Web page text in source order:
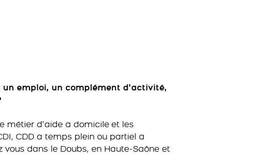
un emploi, un complément d’activité,
métier d’aide à domicile et les
CDD à temps plein ou partiel à
vous dans le Doubs, en Haute-Saône et